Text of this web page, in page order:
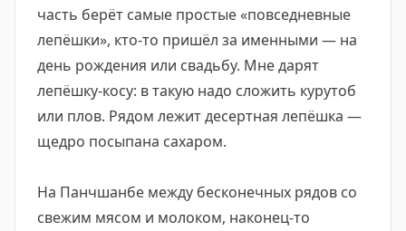
часть берёт самые простые «повседневные
лепёшки», кто-то пришёл за именными — на
день рождения или свадьбу. Мне дарят
лепёшку-косу: в такую надо сложить курутоб
или плов. Рядом лежит десертная лепёшка —
щедро посыпана сахаром.
На Панчшанбе между бесконечных рядов со
свежим мясом и молоком, наконец-то